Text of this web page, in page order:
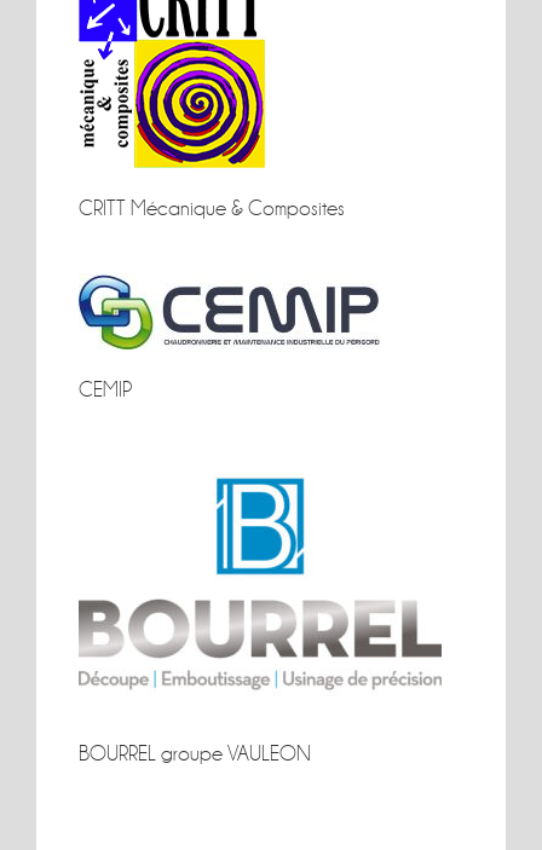
Composites
CRITT Mécanique & Composites
CEMIP
BOURREL groupe VAULEON